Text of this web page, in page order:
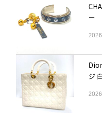
ー
ジ